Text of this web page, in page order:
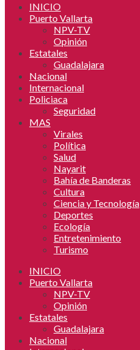
INICIO
Puerto Vallarta
NPV-TV
Opinión
Estatales
Guadalajara
Nacional
Internacional
Policiaca
Seguridad
MAS
Virales
Política
Salud
Nayarit
Bahía de Banderas
Cultura
Ciencia y Tecnología
Deportes
Ecología
Entretenimiento
Turismo
INICIO
Puerto Vallarta
NPV-TV
Opinión
Estatales
Guadalajara
Nacional